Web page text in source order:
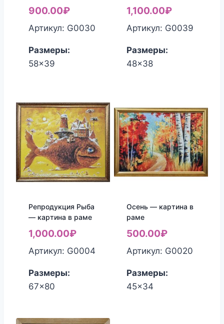
900.00₽
Артикул: G0030
Размеры:
58x39
1,100.00₽
Артикул: G0039
Размеры:
48x38
Репродукция Рыба
— картина в раме
1,000.00₽
Артикул: G0004
Размеры:
67x80
Осень — картина в
раме
500.00₽
Артикул: G0020
Размеры:
45x34